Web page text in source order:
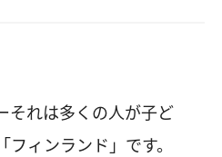
それは多くの人が子ど
ィンランド」です。